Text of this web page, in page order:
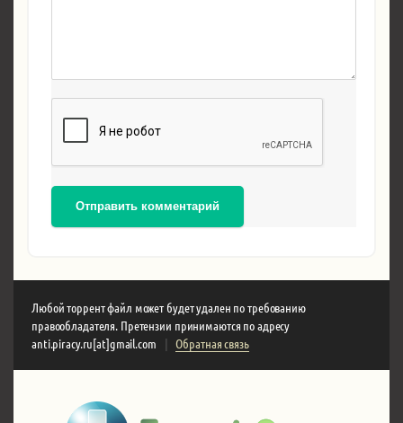
Отправить комментарий
Любой торрент файл может будет удален по требованию
правообладателя. Претензии принимаются по адресу
anti.piracy.ru[at]gmail.com
| Обратная связь